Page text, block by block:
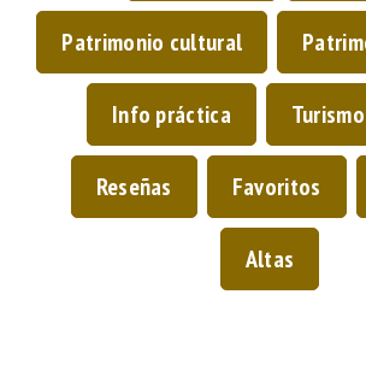
Patrimonio cultural
Info práctica
Reseñas Favoritos
Altas